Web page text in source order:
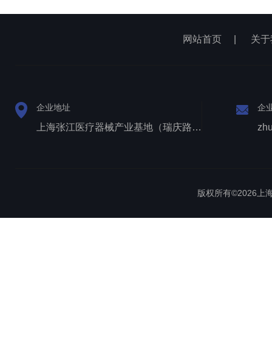
网站首页 关
企业地址
上海张江医疗器械产业基地（瑞庆路528号）
企
版权所有©2026